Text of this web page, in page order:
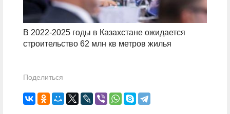
В 2022-2025 годы в Казахстане ожидается
строительство 62 млн кв метров жилья
Поделиться